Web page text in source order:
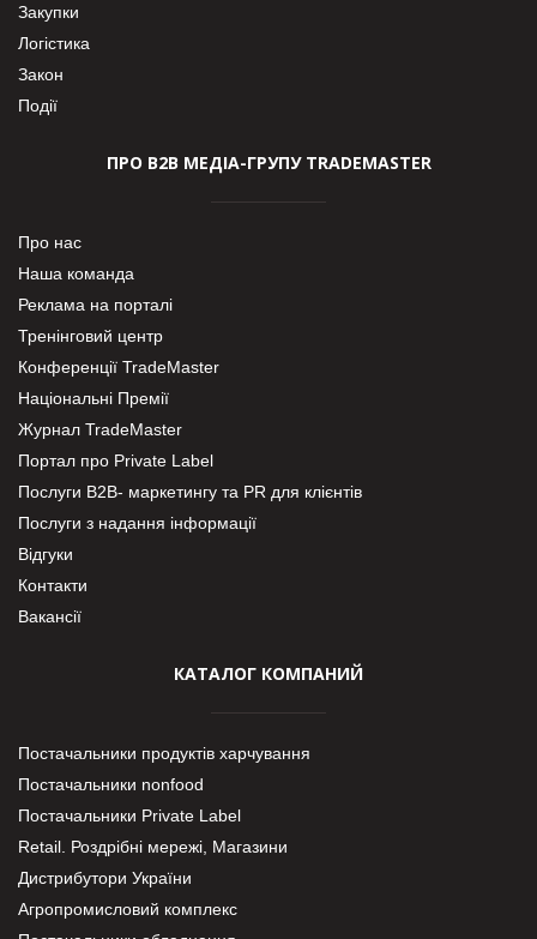
Закупки
Логістика
Закон
Події
ПРО В2В МЕДІА-ГРУПУ TRADEMASTER
Про нас
Наша команда
Реклама на порталі
Тренінговий центр
Конференції TradeMaster
Національні Премії
Журнал TradeMaster
Портал про Private Label
Послуги В2В- маркетингу та PR для клієнтів
Послуги з надання інформації
Відгуки
Контакти
Вакансії
КАТАЛОГ КОМПАНИЙ
Постачальники продуктів харчування
Постачальники nonfood
Постачальники Private Label
Retail. Роздрібні мережі, Магазини
Дистрибутори України
Агропромисловий комплекс